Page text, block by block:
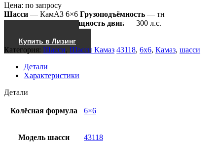
Цена: по запросу
Шасси — КамАЗ 6×6 Грузоподъёмность — тн
Мощность двиг. — 300 л.с.
Купить в Лизинг
Категория: Шасси, Шасси Камаз 43118, 6x6, Камаз, шасси
Детали
Характеристики
Детали
Колёсная формула 6×6
Модель шасси 43118